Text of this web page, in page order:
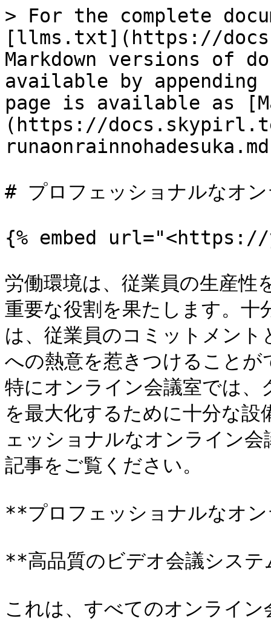
> For the complete
[llms.txt](https://
Markdown versions of
available by
page is available as
(https://
# プロフェッショナルなオ
{% embed url="<https://
労働環境は、従業員の生産性
重要な役割を果たします。十
は、従業員のコミットメン
への熱意を惹きつけること
特にオンライン会議室では
を最大化するために十分な
ェッショナルなオンライン
記事をご覧ください。​
**プロフェッショナルなオ
**高品質のビデオ会議シス
これは、すべてのオンライ